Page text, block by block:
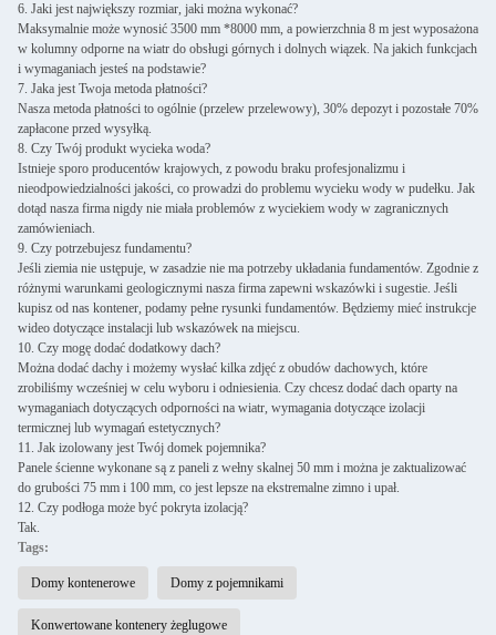
6. Jaki jest największy rozmiar, jaki można wykonać?
Maksymalnie może wynosić 3500 mm *8000 mm, a powierzchnia 8 m jest wyposażona
w kolumny odporne na wiatr do obsługi górnych i dolnych wiązek. Na jakich funkcjach
i wymaganiach jesteś na podstawie?
7. Jaka jest Twoja metoda płatności?
Nasza metoda płatności to ogólnie (przelew przelewowy), 30% depozyt i pozostałe 70%
zapłacone przed wysyłką.
8. Czy Twój produkt wycieka woda?
Istnieje sporo producentów krajowych, z powodu braku profesjonalizmu i
nieodpowiedzialności jakości, co prowadzi do problemu wycieku wody w pudełku. Jak
dotąd nasza firma nigdy nie miała problemów z wyciekiem wody w zagranicznych
zamówieniach.
9. Czy potrzebujesz fundamentu?
Jeśli ziemia nie ustępuje, w zasadzie nie ma potrzeby układania fundamentów. Zgodnie z
różnymi warunkami geologicznymi nasza firma zapewni wskazówki i sugestie. Jeśli
kupisz od nas kontener, podamy pełne rysunki fundamentów. Będziemy mieć instrukcje
wideo dotyczące instalacji lub wskazówek na miejscu.
10. Czy mogę dodać dodatkowy dach?
Można dodać dachy i możemy wysłać kilka zdjęć z obudów dachowych, które
zrobiliśmy wcześniej w celu wyboru i odniesienia. Czy chcesz dodać dach oparty na
wymaganiach dotyczących odporności na wiatr, wymagania dotyczące izolacji
termicznej lub wymagań estetycznych?
11. Jak izolowany jest Twój domek pojemnika?
Panele ścienne wykonane są z paneli z wełny skalnej 50 mm i można je zaktualizować
do grubości 75 mm i 100 mm, co jest lepsze na ekstremalne zimno i upał.
12. Czy podłoga może być pokryta izolacją?
Tak.
Tags:
Domy kontenerowe Domy z pojemnikami
Konwertowane kontenery żeglugowe